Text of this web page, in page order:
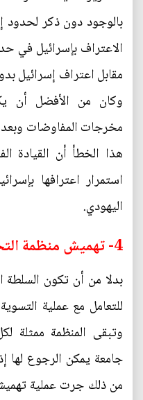
بالوجود دون ذكر
وكان من الأفضل أن
مخرجات المفاوضات
هذا الخطأ أن القيادة
استمرار اعترافها
اليهودي.
4- تهميش منظمة التحرير لصالح السلطة
بدلا من أن تكون السلطة
للتعامل مع عملية
وتبقى المنظمة ممثلة
جامعة يمكن الرجوع لها
من ذلك جرت عملية